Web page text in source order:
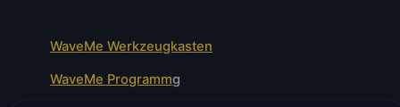
WaveMe Werkzeugkasten
WaveMe Programmg